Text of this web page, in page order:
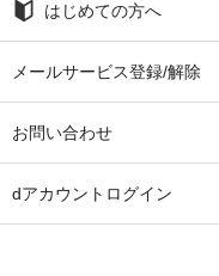
はじめての方へ
メールサービス登録/解除
お問い合わせ
dアカウントログイン